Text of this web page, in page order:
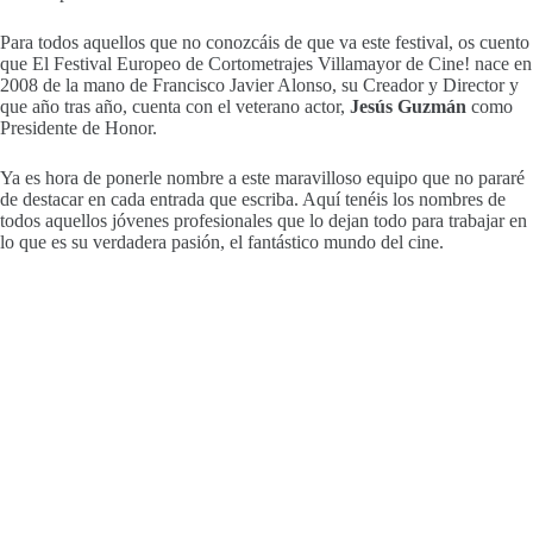
Para todos aquellos que no conozcáis de que va este festival, os cuento
que El Festival Europeo de Cortometrajes Villamayor de Cine! nace en
2008 de la mano de Francisco Javier Alonso, su Creador y Director y
que año tras año, cuenta con el veterano actor, Jesús Guzmán como
Presidente de Honor.
Ya es hora de ponerle nombre a este maravilloso equipo que no pararé
de destacar en cada entrada que escriba. Aquí tenéis los nombres de
todos aquellos jóvenes profesionales que lo dejan todo para trabajar en
lo que es su verdadera pasión, el fantástico mundo del cine.